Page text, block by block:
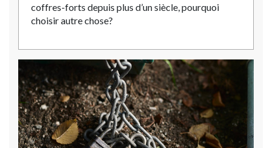
coffres-forts depuis plus d’un siècle, pourquoi
choisir autre chose?